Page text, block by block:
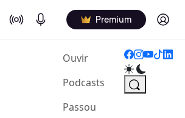
On Air Podcasts Premium Log in
Ouvir(current)
Podcasts
Passou